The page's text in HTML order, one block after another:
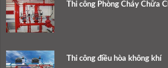
Thi công Phòng Cháy Chữa
Thi công điều hòa không khí